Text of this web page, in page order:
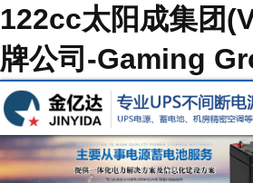
122cc太阳成集团
牌公司-Gaming